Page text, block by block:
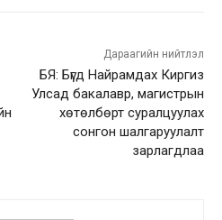
Дараагийн нийтлэл
БЯ: Бүгд Найрамдах Киргиз
Улсад бакалавр, магистрын
хөтөлбөрт суралцуулах
сонгон шалгаруулалт
зарлагдлаа